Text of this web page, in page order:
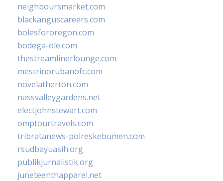
neighboursmarket.com
blackanguscareers.com
bolesfororegon.com
bodega-ole.com
thestreamlinerlounge.com
mestrinorubanofc.com
novelatherton.com
nassvalleygardens.net
electjohnstewart.com
omptourtravels.com
tribratanews-polreskebumen.com
rsudbayuasih.org
publikjurnalistik.org
juneteenthapparel.net